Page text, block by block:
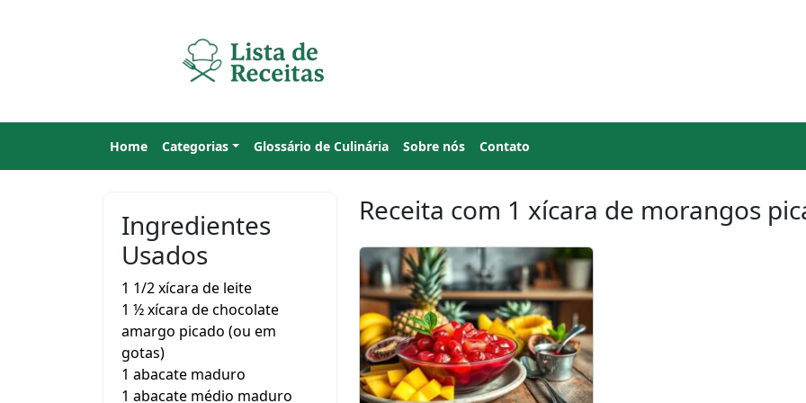
Home Categorias Glossário de Culinária Sobre nós Contato
Ingredientes
Usados
1 1/2 xícara de leite
1 ½ xícara de chocolate
amargo picado (ou em
gotas)
1 abacate maduro
1 abacate médio maduro
Receita com 1 xícara de morangos